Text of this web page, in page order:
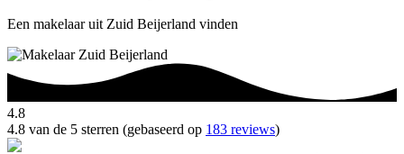
Een makelaar uit Zuid Beijerland vinden
4.8
4.8 van de 5 sterren (gebaseerd op 183 reviews)